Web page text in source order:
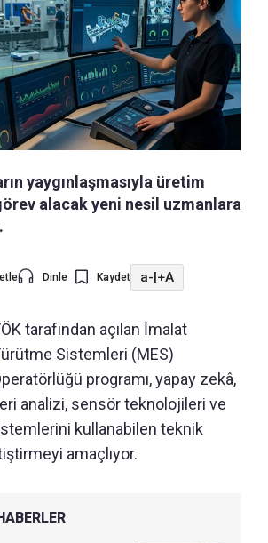
yaygınlaşmasıyla üretim
alacak yeni nesil uzmanlara
Dinle Kaydet a-|+A
tarafından açılan İmalat
Sistemleri (MES)
programı, yapay zekâ,
analizi, sensör teknolojileri ve
kullanabilen teknik
amaçlıyor.